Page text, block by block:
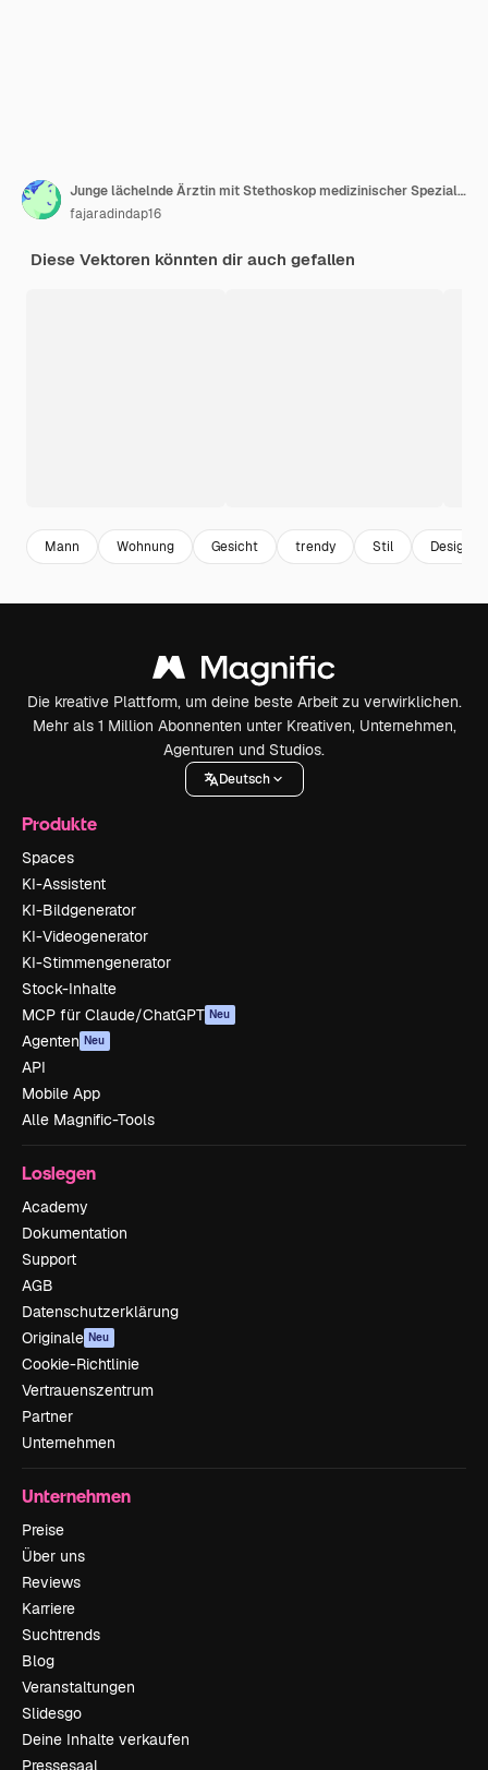
Junge lächelnde Ärztin mit Stethoskop medizinischer Spezialist Medizin Konzept 3D-Vektor Menschen
fajaradindap16
Diese Vektoren könnten dir auch gefallen
Mann Wohnung Gesicht trendy Stil Design
Die kreative Plattform, um deine beste Arbeit zu verwirklichen.
Mehr als 1 Million Abonnenten unter Kreativen, Unternehmen,
Agenturen und Studios.
Deutsch
Produkte
Spaces
KI-Assistent
KI-Bildgenerator
KI-Videogenerator
KI-Stimmengenerator
Stock-Inhalte
MCP für Claude/ChatGPT Neu
Agenten Neu
API
Mobile App
Alle Magnific-Tools
Loslegen
Academy
Dokumentation
Support
AGB
Datenschutzerklärung
Originale Neu
Cookie-Richtlinie
Vertrauenszentrum
Partner
Unternehmen
Unternehmen
Preise
Über uns
Reviews
Karriere
Suchtrends
Blog
Veranstaltungen
Slidesgo
Deine Inhalte verkaufen
Pressesaal